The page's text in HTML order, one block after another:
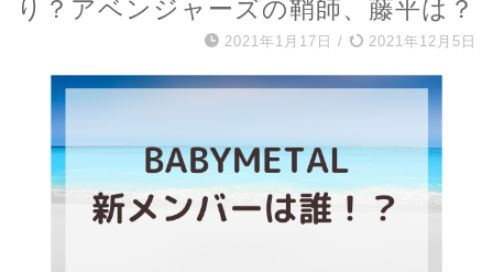
り？アベンジャーズの鞘師、藤平は？
2021年1月17日 / 2021年12月5日